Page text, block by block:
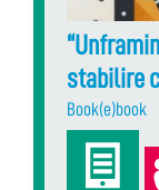
stabilire
Book(e)book